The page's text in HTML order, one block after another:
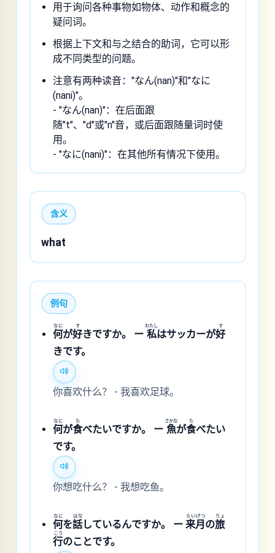
用于询问各种事物如物体、动作和概念的
疑问词。
根据上下文和与之结合的助词，它可以形
成不同类型的问题。
注意有两种读音："なん(nan)"和"なに
(nani)"。
- "なん(nan)"：在后面跟
随"t"、"d"或"n"音，或后面跟随量词时使
用。
- "なに(nani)"：在其他所有情况下使用。
含义
what
例句
何
なに
が好
す
きですか。 ー 私
わたし
はサッカーが好
す
きです。
你喜欢什么？ - 我喜欢足球。
何
なに
が食
た
べたいですか。 ー 魚
さかな
が食
た
べたい
です。
你想吃什么？ - 我想吃鱼。
何
なに
を話
はな
しているんですか。 ー 来
らい
月
げつ
の旅
りょ
行
こう
のことです。